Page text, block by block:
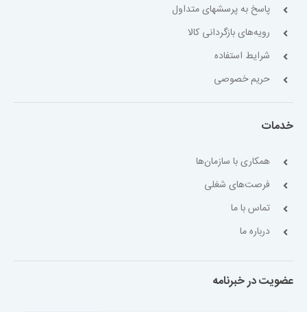
پاسخ به پرسشهای متداول
رویه‌های بازگردانی کالا
شرایط استفاده
حریم خصوصی
خدمات
همکاری با سازمان‌ها
فرصت‌های شغلی
تماس با ما
درباره ما
عضویت در خبرنامه